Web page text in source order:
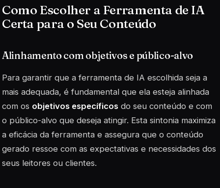
Como Escolher a Ferramenta de IA
Certa para o Seu Conteúdo
Alinhamento com objetivos e público-alvo
Para garantir que a ferramenta de IA escolhida seja a
mais adequada, é fundamental que ela esteja alinhada
com os objetivos específicos do seu conteúdo e com
o público-alvo que deseja atingir. Esta sintonia maximiza
a eficácia da ferramenta e assegura que o conteúdo
gerado ressoe com as expectativas e necessidades dos
seus leitores ou clientes.